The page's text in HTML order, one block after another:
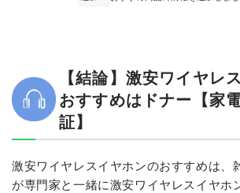
【結論】激安ワイヤレ
おすすめはドナー【家
証】
激安ワイヤレスイヤホンのおすすめは、
が専門家と一緒に激安ワイヤレスイヤホ